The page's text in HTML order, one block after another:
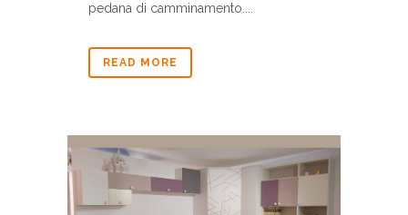
pedana di camminamento....
READ MORE